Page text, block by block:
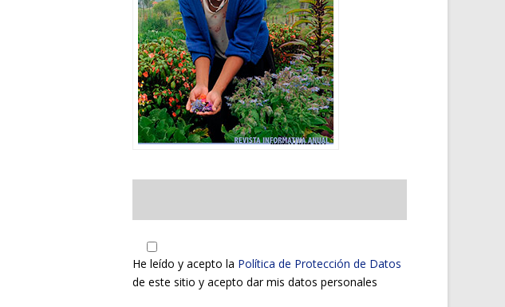
He leído y acepto la Política de Protección de Datos
de este sitio y acepto dar mis datos personales